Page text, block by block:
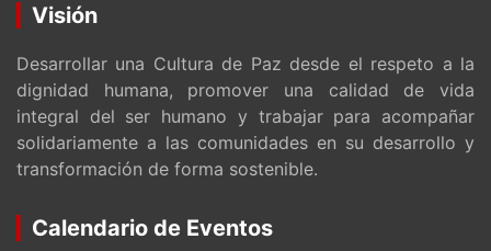
Visión
Desarrollar una Cultura de Paz desde el respeto a la
dignidad humana, promover una calidad de vida
integral del ser humano y trabajar para acompañar
solidariamente a las comunidades en su desarrollo y
transformación de forma sostenible.
Calendario de Eventos